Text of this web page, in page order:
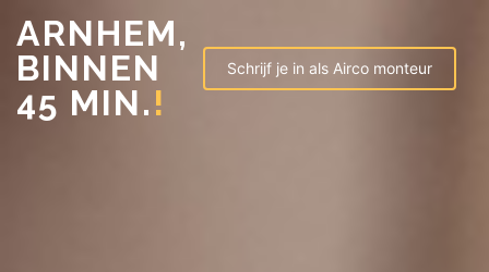
ARNHEM,
BINNEN
45 MIN.!
Schrijf je in als Airco monteur